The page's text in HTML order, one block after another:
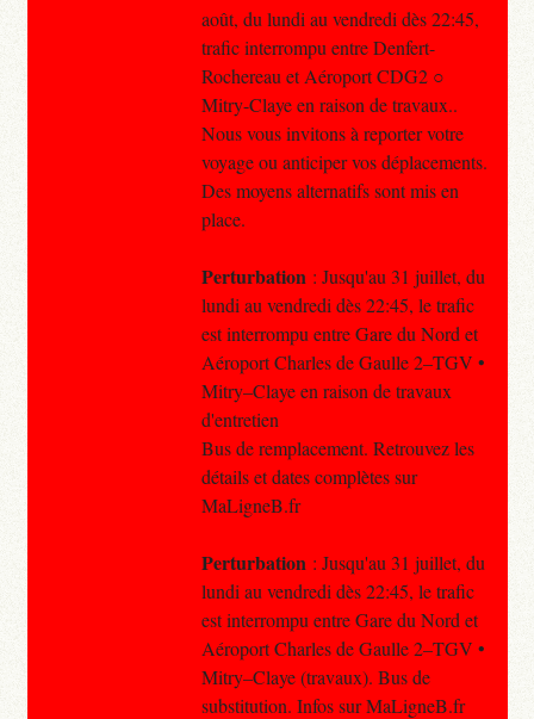
août, du lundi au vendredi dès 22:45,
trafic interrompu entre Denfert-
Rochereau et Aéroport CDG2 ○
Mitry-Claye en raison de travaux..
Nous vous invitons à reporter votre
voyage ou anticiper vos déplacements.
Des moyens alternatifs sont mis en
place.
Perturbation : Jusqu'au 31 juillet, du
lundi au vendredi dès 22:45, le trafic
est interrompu entre Gare du Nord et
Aéroport Charles de Gaulle 2–TGV •
Mitry–Claye en raison de travaux
d'entretien
Bus de remplacement. Retrouvez les
détails et dates complètes sur
MaLigneB.fr
Perturbation : Jusqu'au 31 juillet, du
lundi au vendredi dès 22:45, le trafic
est interrompu entre Gare du Nord et
Aéroport Charles de Gaulle 2–TGV •
Mitry–Claye (travaux). Bus de
substitution. Infos sur MaLigneB.fr